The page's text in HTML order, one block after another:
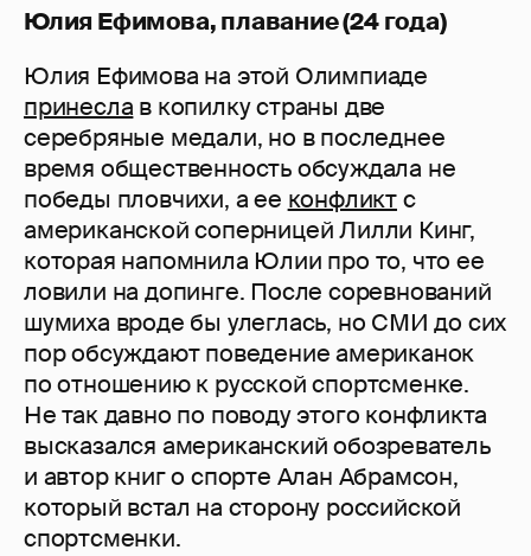
Юлия Ефимова, плавание (24 года)
Юлия Ефимова на этой Олимпиаде
принесла в копилку страны две
серебряные медали, но в последнее
время общественность обсуждала не
победы пловчихи, а ее конфликтс
американской соперницей Лилли Кинг,
которая напомнила Юлии про то, что ее
ловили на допинге. После соревнований
шумиха вроде бы улеглась, но СМИ до сих
пор обсуждают поведение американок
по отношению к русской спортсменке.
Не так давно по поводу этого конфликта
высказался американский обозреватель
и автор книг о спорте Алан Абрамсон,
который встал на сторону российской
спортсменки.